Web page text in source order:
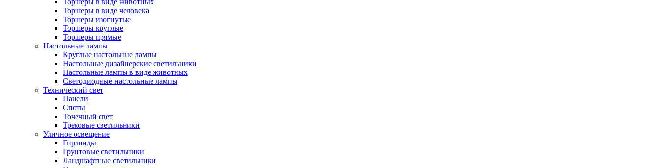
Торшеры в виде животных
Торшеры в виде человека
Торшеры изогнутые
Торшеры круглые
Торшеры прямые
Настольные лампы
Круглые настольные лампы
Настольные дизайнерские светильники
Настольные лампы в виде животных
Светодиодные настольные лампы
Технический свет
Панели
Споты
Точечный свет
Трековые светильники
Уличное освещение
Гирлянды
Грунтовые светильники
Ландшафтные светильники